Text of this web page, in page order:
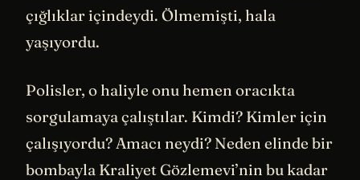
çığlıklar içindeydi. Ölmemişti, hala
yaşıyordu.
Polisler, o haliyle onu hemen oracıkta
sorgulamaya çalıştılar. Kimdi? Kimler için
çalışıyordu? Amacı neydi? Neden elinde bir
bombayla Kraliyet Gözlemevi’nin bu kadar